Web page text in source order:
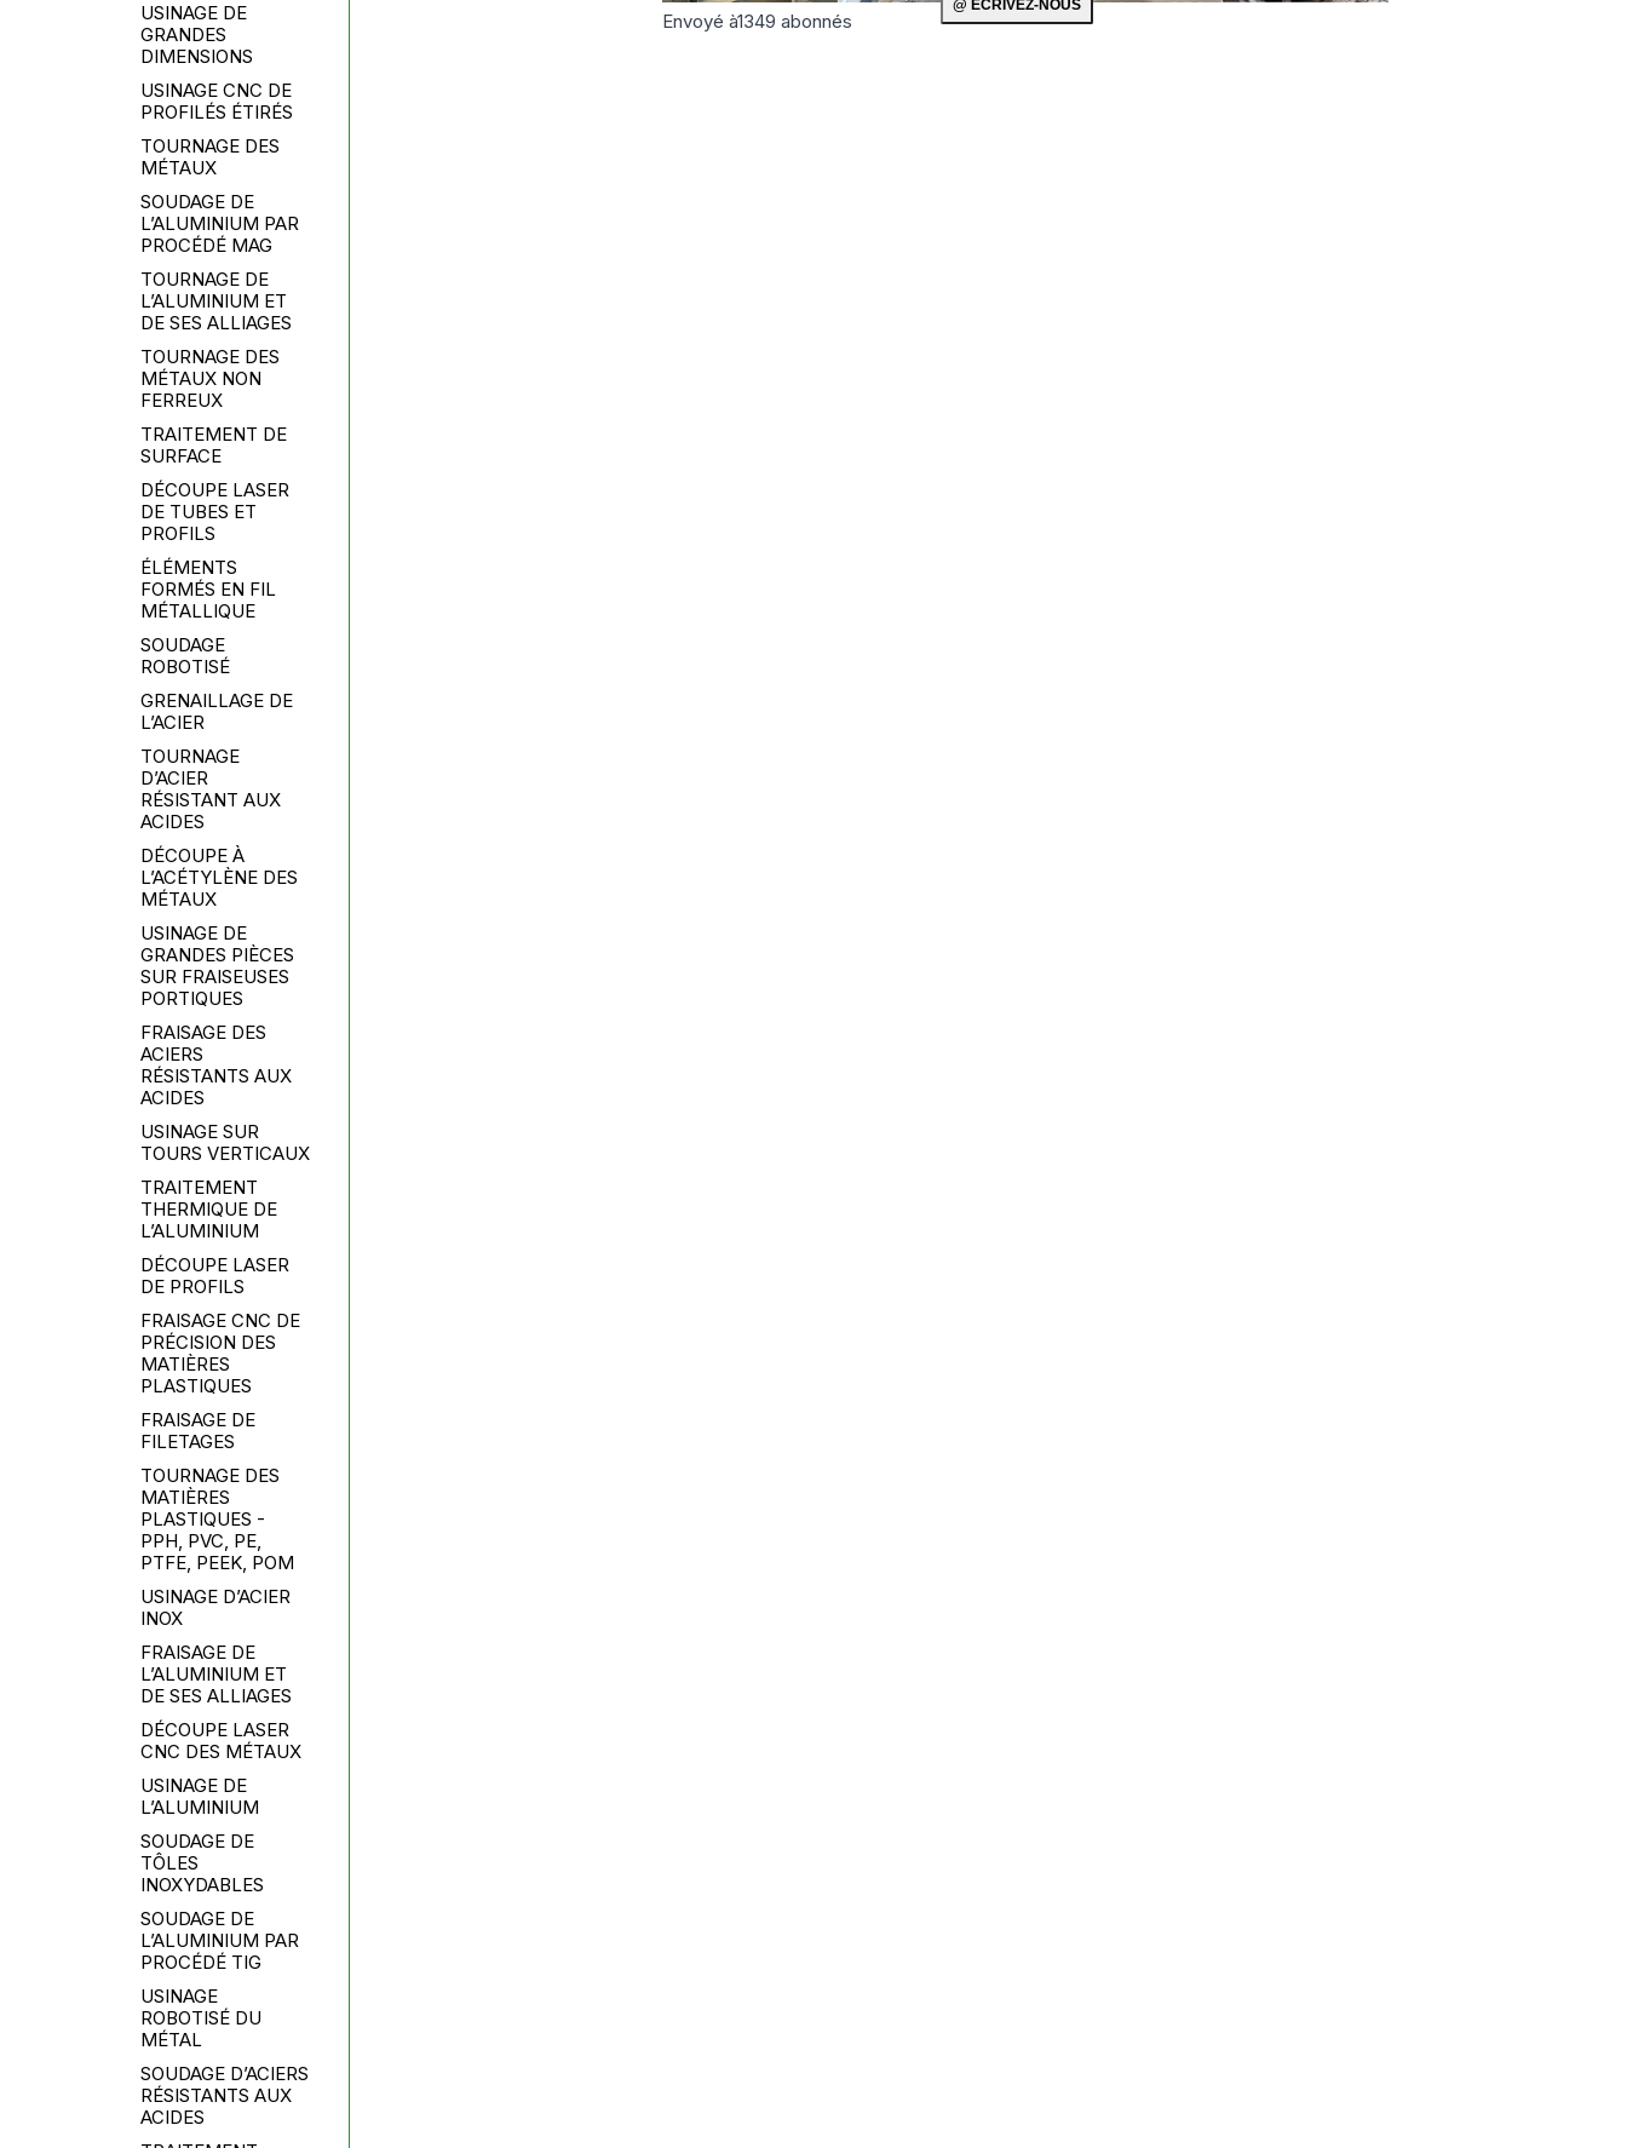
USINAGE DE
GRANDES
DIMENSIONS
USINAGE CNC DE
PROFILÉS ÉTIRÉS
TOURNAGE DES
MÉTAUX
SOUDAGE DE
L’ALUMINIUM PAR
PROCÉDÉ MAG
TOURNAGE DE
L’ALUMINIUM ET
DE SES ALLIAGES
TOURNAGE DES
MÉTAUX NON
FERREUX
TRAITEMENT DE
SURFACE
DÉCOUPE LASER
DE TUBES ET
PROFILS
ÉLÉMENTS
FORMÉS EN FIL
MÉTALLIQUE
SOUDAGE
ROBOTISÉ
GRENAILLAGE DE
L’ACIER
TOURNAGE
D’ACIER
RÉSISTANT AUX
ACIDES
DÉCOUPE À
L’ACÉTYLÈNE DES
MÉTAUX
USINAGE DE
GRANDES PIÈCES
SUR FRAISEUSES
PORTIQUES
FRAISAGE DES
ACIERS
RÉSISTANTS AUX
ACIDES
USINAGE SUR
TOURS VERTICAUX
TRAITEMENT
THERMIQUE DE
L’ALUMINIUM
DÉCOUPE LASER
DE PROFILS
FRAISAGE CNC DE
PRÉCISION DES
MATIÈRES
PLASTIQUES
FRAISAGE DE
FILETAGES
TOURNAGE DES
MATIÈRES
PLASTIQUES -
PPH, PVC, PE,
PTFE, PEEK, POM
USINAGE D’ACIER
INOX
FRAISAGE DE
L’ALUMINIUM ET
DE SES ALLIAGES
DÉCOUPE LASER
CNC DES MÉTAUX
USINAGE DE
L’ALUMINIUM
SOUDAGE DE
TÔLES
INOXYDABLES
SOUDAGE DE
L’ALUMINIUM PAR
PROCÉDÉ TIG
USINAGE
ROBOTISÉ DU
MÉTAL
SOUDAGE D’ACIERS
RÉSISTANTS AUX
ACIDES
Envoyé à1349 abonnés